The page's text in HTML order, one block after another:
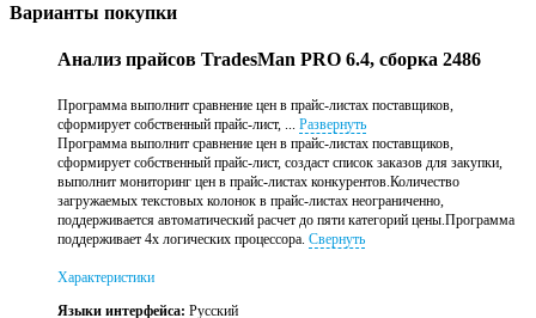
Варианты покупки
Анализ прайсов TradesMan PRO 6.4, сборка 2486
Программа выполнит сравнение цен в прайс-листах поставщиков,
сформирует собственный прайс-лист, ... Развернуть
Программа выполнит сравнение цен в прайс-листах поставщиков,
сформирует собственный прайс-лист, создаст список заказов для закупки,
выполнит мониторинг цен в прайс-листах конкурентов.Количество
загружаемых текстовых колонок в прайс-листах неограниченно,
поддерживается автоматический расчет до пяти категорий цены.Программа
поддерживает 4х логических процессора. Свернуть
Характеристики
Языки интерфейса: Русский